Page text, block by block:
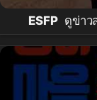
ESFP ดูข่าว
# esfp